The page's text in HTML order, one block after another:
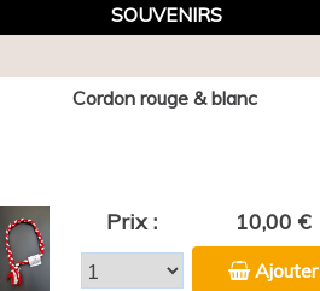
SOUVENIRS
Cordon rouge & blanc
Prix : 10,00 €
Ajouter